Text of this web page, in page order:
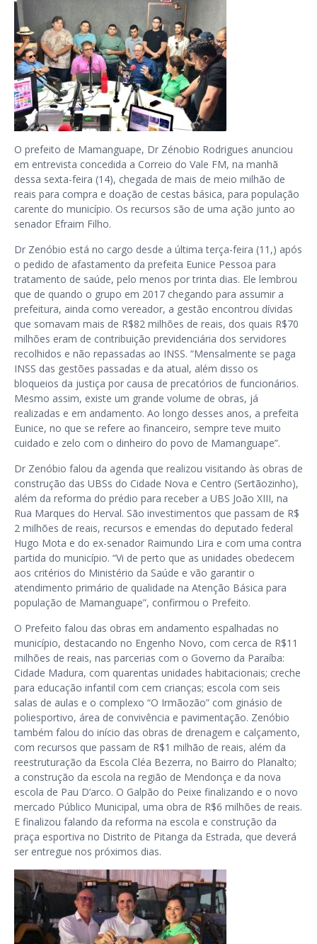
O prefeito de Mamanguape, Dr Zénobio Rodrigues anunciou
em entrevista concedida a Correio do Vale FM, na manhã
dessa sexta-feira (14), chegada de mais de meio milhão de
reais para compra e doação de cestas básica, para população
carente do município. Os recursos são de uma ação junto ao
senador Efraim Filho.
Dr Zenóbio está no cargo desde a última terça-feira (11,) após
o pedido de afastamento da prefeita Eunice Pessoa para
tratamento de saúde, pelo menos por trinta dias. Ele lembrou
que de quando o grupo em 2017 chegando para assumir a
prefeitura, ainda como vereador, a gestão encontrou dívidas
que somavam mais de R$82 milhões de reais, dos quais R$70
milhões eram de contribuição previdenciária dos servidores
recolhidos e não repassadas ao INSS. “Mensalmente se paga
INSS das gestões passadas e da atual, além disso os
bloqueios da justiça por causa de precatórios de funcionários.
Mesmo assim, existe um grande volume de obras, já
realizadas e em andamento. Ao longo desses anos, a prefeita
Eunice, no que se refere ao financeiro, sempre teve muito
cuidado e zelo com o dinheiro do povo de Mamanguape”.
Dr Zenóbio falou da agenda que realizou visitando às obras de
construção das UBSs do Cidade Nova e Centro (Sertãozinho),
além da reforma do prédio para receber a UBS João XIII, na
Rua Marques do Herval. São investimentos que passam de R$
2 milhões de reais, recursos e emendas do deputado federal
Hugo Mota e do ex-senador Raimundo Lira e com uma contra
partida do município. “Vi de perto que as unidades obedecem
aos critérios do Ministério da Saúde e vão garantir o
atendimento primário de qualidade na Atenção Básica para
população de Mamanguape”, confirmou o Prefeito.
O Prefeito falou das obras em andamento espalhadas no
município, destacando no Engenho Novo, com cerca de R$11
milhões de reais, nas parcerias com o Governo da Paraíba:
Cidade Madura, com quarentas unidades habitacionais; creche
para educação infantil com cem crianças; escola com seis
salas de aulas e o complexo “O Irmãozão” com ginásio de
poliesportivo, área de convivência e pavimentação. Zenóbio
também falou do início das obras de drenagem e calçamento,
com recursos que passam de R$1 milhão de reais, além da
reestruturação da Escola Cléa Bezerra, no Bairro do Planalto;
a construção da escola na região de Mendonça e da nova
escola de Pau D’arco. O Galpão do Peixe finalizando e o novo
mercado Público Municipal, uma obra de R$6 milhões de reais.
E finalizou falando da reforma na escola e construção da
praça esportiva no Distrito de Pitanga da Estrada, que deverá
ser entregue nos próximos dias.